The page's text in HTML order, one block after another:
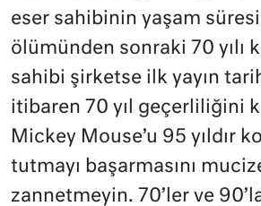
eser sahibinin yaşam
ölümünden sonraki 70 yılı
sahibi şirketse ilk yayın
itibaren 70 yıl geçerliliğini
Mickey Mouse’u 95 yıldır
tutmayı başarmasını
zannetmeyin. 70’ler ve